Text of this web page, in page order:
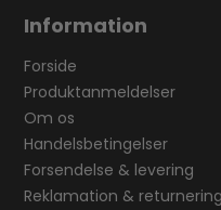
Information
Forside
Produktanmeldelser
Om os
Handelsbetingelser
Forsendelse & levering
Reklamation & returnering